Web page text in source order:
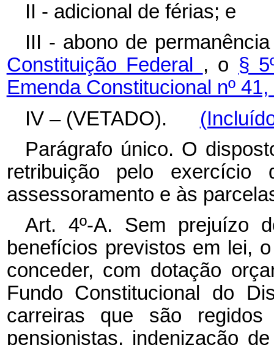
II - adicional de férias; e
III - abono de
Constituição Federal , o §
Emenda Constitucional nº
IV – (VETADO).
Parágrafo único. O
retribuição pelo
assessoramento e às
Art. 4º-A. Sem prejuízo
benefícios previstos em lei,
conceder, com dotação
Fundo Constitucional do
carreiras que são
pensionistas, indenização